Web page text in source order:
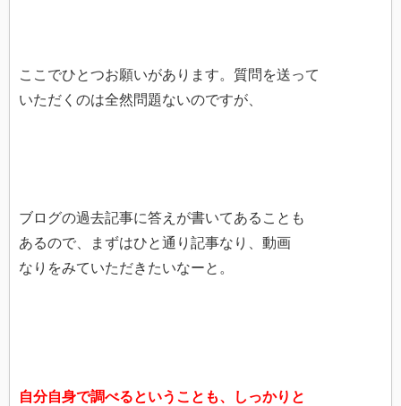
ここでひとつお願いがあります。質問を送って
いただくのは全然問題ないのですが、
ブログの過去記事に答えが書いてあることも
あるので、まずはひと通り記事なり、動画
なりをみていただきたいなーと。
自分自身で調べるということも、しっかりと